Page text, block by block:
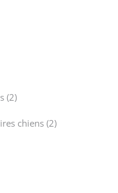
22
chiens 22